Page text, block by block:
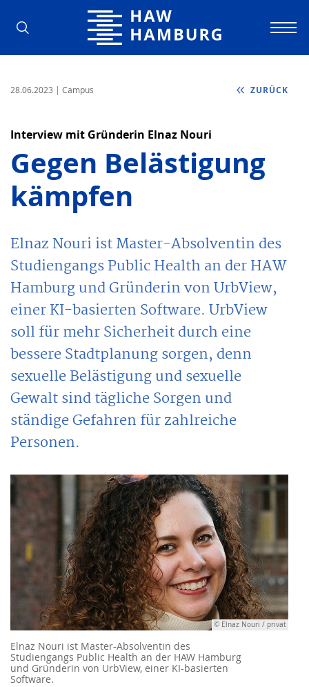
Hochschule für Angewandte
28.06.2023 | Campus ZURÜCK
Interview mit Gründerin Elnaz Nouri
Gegen Belästigung
kämpfen
Elnaz Nouri ist Master-Absolventin des
Studiengangs Public Health an der HAW
Hamburg und Gründerin von UrbView,
einer KI-basierten Software. UrbView
soll für mehr Sicherheit durch eine
bessere Stadtplanung sorgen, denn
sexuelle Belästigung und sexuelle
Gewalt sind tägliche Sorgen und
ständige Gefahren für zahlreiche
Personen.
© Elnaz Nouri / privat
Elnaz Nouri ist Master-Absolventin des
Studiengangs Public Health an der HAW Hamburg
und Gründerin von UrbView, einer KI-basierten
Software.